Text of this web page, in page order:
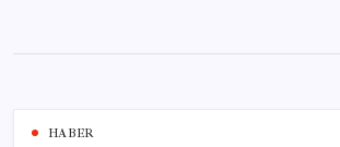
content
HABER